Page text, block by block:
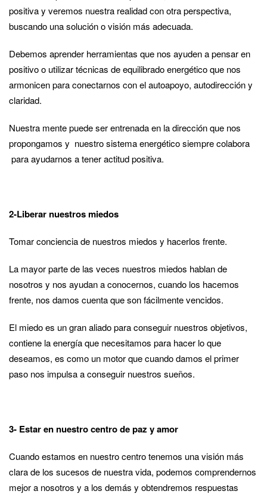
positiva y veremos nuestra realidad con otra perspectiva,
buscando una solución o visión más adecuada.
Debemos aprender herramientas que nos ayuden a pensar en
positivo o utilizar técnicas de equilibrado energético que nos
armonicen para conectarnos con el autoapoyo, autodirección y
claridad.
Nuestra mente puede ser entrenada en la dirección que nos
propongamos y nuestro sistema energético siempre colabora
para ayudarnos a tener actitud positiva.
2-Liberar nuestros miedos
Tomar conciencia de nuestros miedos y hacerlos frente.
La mayor parte de las veces nuestros miedos hablan de
nosotros y nos ayudan a conocernos, cuando los hacemos
frente, nos damos cuenta que son fácilmente vencidos.
El miedo es un gran aliado para conseguir nuestros objetivos,
contiene la energía que necesitamos para hacer lo que
deseamos, es como un motor que cuando damos el primer
paso nos impulsa a conseguir nuestros sueños.
3- Estar en nuestro centro de paz y amor
Cuando estamos en nuestro centro tenemos una visión más
clara de los sucesos de nuestra vida, podemos comprendernos
mejor a nosotros y a los demás y obtendremos respuestas